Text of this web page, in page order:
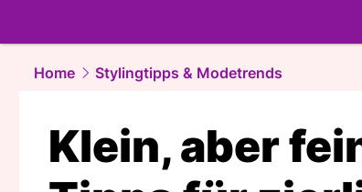
Home
Stylingtipps & Modetrends
Klein, aber